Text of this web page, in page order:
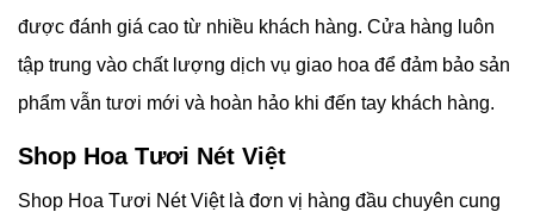
được đánh giá cao từ nhiều khách hàng. Cửa hàng luôn
tập trung vào chất lượng dịch vụ giao hoa để đảm bảo sản
phẩm vẫn tươi mới và hoàn hảo khi đến tay khách hàng.
Shop Hoa Tươi Nét Việt
Shop Hoa Tươi Nét Việt là đơn vị hàng đầu chuyên cung